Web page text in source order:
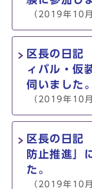
（2019年10
区長の日記
ィバル・仮
伺いました。
（2019年10
区長の日記
防止推進」
た。
（2019年10